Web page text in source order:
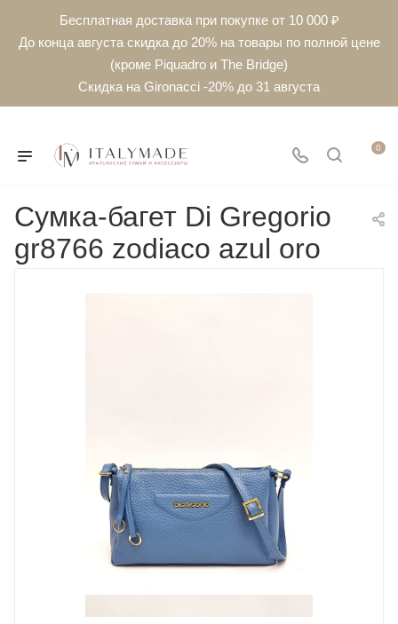
Бесплатная доставка при покупке от 10 000 ₽
До конца августа скидка до 20% на товары по полной цене
(кроме Piquadro и The Bridge)
Скидка на Gironacci -20% до 31 августа
0
Сумка-багет Di Gregorio
gr8766 zodiaco azul oro